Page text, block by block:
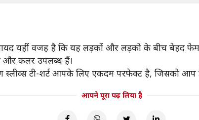
यहीं वजह है कि यह लड़कों और लड़को के बीच बेहद
और कलर उपलब्ध हैं।
स्लीव्स टी-शर्ट आपके लिए एकदम परफेक्ट है, जिसको
आपने पूरा पढ़ लिया है